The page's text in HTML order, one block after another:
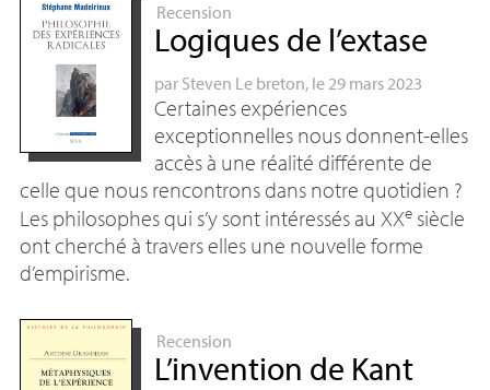
Recension
Logiques de l’extase
par Steven Le breton, le 29 mars 2023
Certaines expériences
exceptionnelles nous donnent-elles
accès à une réalité différente de
celle que nous rencontrons dans notre quotidien ?
Les philosophes qui s’y sont intéressés au XXesiècle
ont cherché à travers elles une nouvelle forme
d’empirisme.
Recension
L’invention de Kant